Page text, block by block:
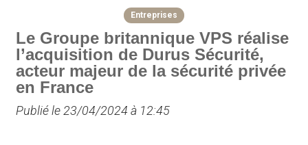
Entreprises
Le Groupe britannique VPS réalise
l’acquisition de Durus Sécurité,
acteur majeur de la sécurité privée
en France
Publié le 23/04/2024 à 12:45